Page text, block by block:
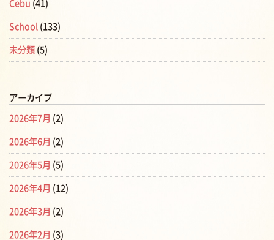
Cebu (41)
School (133)
未分類 (5)
アーカイブ
2026年7月 (2)
2026年6月 (2)
2026年5月 (5)
2026年4月 (12)
2026年3月 (2)
2026年2月 (3)